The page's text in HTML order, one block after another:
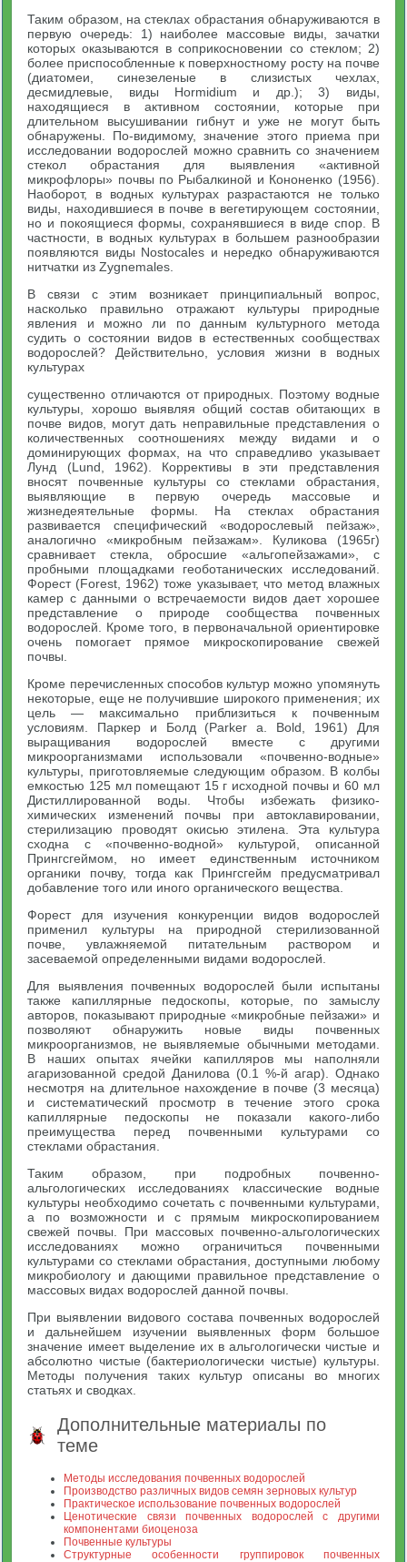
Таким образом, на стеклах обрастания обнаруживаются в
первую очередь: 1) наиболее массовые виды, зачатки
которых оказываются в соприкосновении со стеклом; 2)
более приспособленные к поверхностному росту на почве
(диатомеи, синезеленые в слизистых чехлах,
десмидлевые, виды Hormidium и др.); 3) виды,
находящиеся в активном состоянии, которые при
длительном высушивании гибнут и уже не могут быть
обнаружены. По-видимому, значение этого приема при
исследовании водорослей можно сравнить со значением
стекол обрастания для выявления «активной
микрофлоры» почвы по Рыбалкиной и Кононенко (1956).
Наоборот, в водных культурах разрастаются не только
виды, находившиеся в почве в вегетирующем состоянии,
но и покоящиеся формы, сохранявшиеся в виде спор. В
частности, в водных культурах в большем разнообразии
появляются виды Nostocales и нередко обнаруживаются
нитчатки из Zygnemales.
В связи с этим возникает принципиальный вопрос,
насколько правильно отражают культуры природные
явления и можно ли по данным культурного метода
судить о состоянии видов в естественных сообществах
водорослей? Действительно, условия жизни в водных
культурах
существенно отличаются от природных. Поэтому водные
культуры, хорошо выявляя общий состав обитающих в
почве видов, могут дать неправильные представления о
количественных соотношениях между видами и о
доминирующих формах, на что справедливо указывает
Лунд (Lund, 1962). Коррективы в эти представления
вносят почвенные культуры со стеклами обрастания,
выявляющие в первую очередь массовые и
жизнедеятельные формы. На стеклах обрастания
развивается специфический «водорослевый пейзаж»,
аналогично «микробным пейзажам». Куликова (1965г)
сравнивает стекла, обросшие «альгопейзажами», с
пробными площадками геоботанических исследований.
Форест (Forest, 1962) тоже указывает, что метод влажных
камер с данными о встречаемости видов дает хорошее
представление о природе сообщества почвенных
водорослей. Кроме того, в первоначальной ориентировке
очень помогает прямое микроскопирование свежей
почвы.
Кроме перечисленных способов культур можно упомянуть
некоторые, еще не получившие широкого применения; их
цель — максимально приблизиться к почвенным
условиям. Паркер и Болд (Parker a. Bold, 1961) Для
выращивания водорослей вместе с другими
микроорганизмами использовали «почвенно-водные»
культуры, приготовляемые следующим образом. В колбы
емкостью 125 мл помещают 15 г исходной почвы и 60 мл
Дистиллированной воды. Чтобы избежать физико-
химических изменений почвы при автоклавировании,
стерилизацию проводят окисью этилена. Эта культура
сходна с «почвенно-водной» культурой, описанной
Прингсгеймом, но имеет единственным источником
органики почву, тогда как Прингсгейм предусматривал
добавление того или иного органического вещества.
Форест для изучения конкуренции видов водорослей
применил культуры на природной стерилизованной
почве, увлажняемой питательным раствором и
засеваемой определенными видами водорослей.
Для выявления почвенных водорослей были испытаны
также капиллярные педоскопы, которые, по замыслу
авторов, показывают природные «микробные пейзажи» и
позволяют обнаружить новые виды почвенных
микроорганизмов, не выявляемые обычными методами.
В наших опытах ячейки капилляров мы наполняли
агаризованной средой Данилова (0.1 %-й агар). Однако
несмотря на длительное нахождение в почве (3 месяца)
и систематический просмотр в течение этого срока
капиллярные педоскопы не показали какого-либо
преимущества перед почвенными культурами со
стеклами обрастания.
Таким образом, при подробных почвенно-
альгологических исследованиях классические водные
культуры необходимо сочетать с почвенными культурами,
а по возможности и с прямым микроскопированием
свежей почвы. При массовых почвенно-альгологических
исследованиях можно ограничиться почвенными
культурами со стеклами обрастания, доступными любому
микробиологу и дающими правильное представление о
массовых видах водорослей данной почвы.
При выявлении видового состава почвенных водорослей
и дальнейшем изучении выявленных форм большое
значение имеет выделение их в альгологически чистые и
абсолютно чистые (бактериологически чистые) культуры.
Методы получения таких культур описаны во многих
статьях и сводках.
Дополнительные материалы по
теме
Методы исследования почвенных водорослей
Производство различных видов семян зерновых культур
Практическое использование почвенных водорослей
Ценотические связи почвенных водорослей с другими
компонентами биоценоза
Почвенные культуры
Структурные особенности группировок почвенных